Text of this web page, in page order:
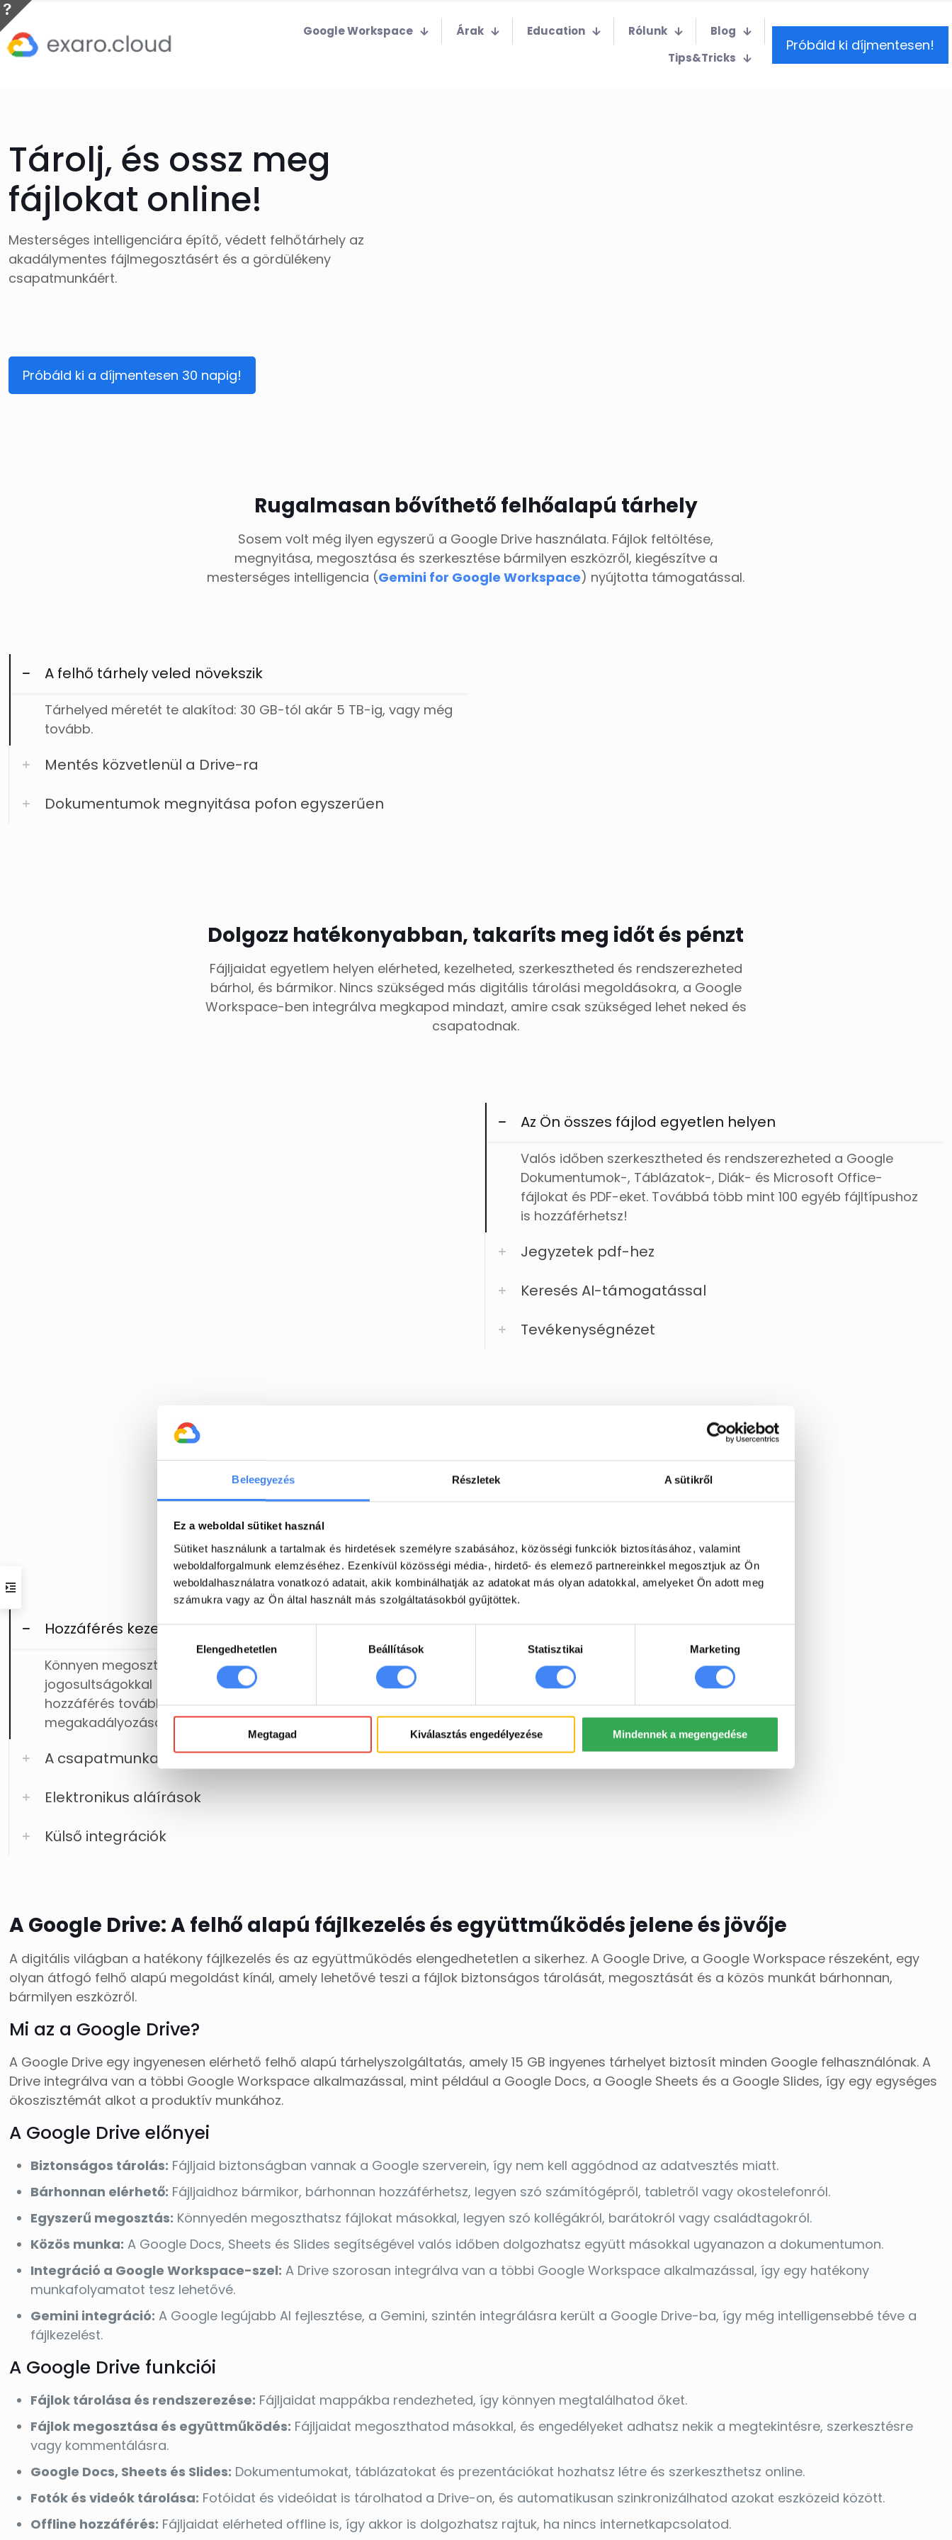
Beleegyezés Részletek A sütikről
Ez a weboldal sütiket használ
Sütiket használunk a tartalmak és hirdetések személyre szabásához, közösségi funkciók biztosításához, valamint
weboldalforgalmunk elemzéséhez. Ezenkívül közösségi média-, hirdető- és elemező partnereinkkel megosztjuk az Ön
weboldalhasználatra vonatkozó adatait, akik kombinálhatják az adatokat más olyan adatokkal, amelyeket Ön adott meg
számukra vagy az Ön által használt más szolgáltatásokból gyűjtöttek.
Hozzájárulás
kiválasztásaElengedhetetlen Beállítások Statisztikai Marketing
Megtagad Kiválasztás engedélyezése Mindennek a megengedése
Google Workspace Árak Education Rólunk
Blog
Tips&Tricks
Próbáld ki díjmentesen!
Tárolj, és ossz meg
fájlokat online!
Mesterséges intelligenciára építő, védett felhőtárhely az
akadálymentes fájlmegosztásért és a gördülékeny
csapatmunkáért.
Próbáld ki a díjmentesen 30 napig!
Rugalmasan bővíthető felhőalapú tárhely
Sosem volt még ilyen egyszerű a Google Drive használata. Fájlok feltöltése,
megnyitása, megosztása és szerkesztése bármilyen eszközről, kiegészítve a
mesterséges intelligencia (Gemini for Google Workspace) nyújtotta támogatással.
A felhő tárhely veled növekszik
Tárhelyed méretét te alakítod: 30 GB-tól akár 5 TB-ig, vagy még
tovább.
Mentés közvetlenül a Drive-ra
Dokumentumok megnyitása pofon egyszerűen
Dolgozz hatékonyabban, takaríts meg időt és pénzt
Fájljaidat egyetlem helyen elérheted, kezelheted, szerkesztheted és rendszerezheted
bárhol, és bármikor. Nincs szükséged más digitális tárolási megoldásokra, a Google
Workspace-ben integrálva megkapod mindazt, amire csak szükséged lehet neked és
csapatodnak.
Az Ön összes fájlod egyetlen helyen
Valós időben szerkesztheted és rendszerezheted a Google
Dokumentumok-, Táblázatok-, Diák- és Microsoft Office-
fájlokat és PDF-eket. Továbbá több mint 100 egyéb fájltípushoz
is hozzáférhetsz!
Jegyzetek pdf-hez
Keresés AI-támogatással
Tevékenységnézet
Egyszerűsítsd a munkafolyamaidat
Működjetek össsze valós időben a tartalmakon. Szabadítsátok fel a csapat teljes
Hozzáférés kezelése
Könnyen megoszthatsz fájlokat testreszabható
jogosultságokkal (szerkesztés, hozzászólás, megtekintés). A
hozzáférés további ellenőrzése a nem kívánt műveletek
megakadályozásával és lejárati dátumok beállításával.
A csapatmunka támogatása megosztott meghajtókkal
Elektronikus aláírások
Külső integrációk
A Google Drive: A felhő alapú fájlkezelés és együttműködés jelene és jövője
A digitális világban a hatékony fájlkezelés és az együttműködés elengedhetetlen a sikerhez. A Google Drive, a Google Workspace részeként, egy
olyan átfogó felhő alapú megoldást kínál, amely lehetővé teszi a fájlok biztonságos tárolását, megosztását és a közös munkát bárhonnan,
bármilyen eszközről.
Mi az a Google Drive?
A Google Drive egy ingyenesen elérhető felhő alapú tárhelyszolgáltatás, amely 15 GB ingyenes tárhelyet biztosít minden Google felhasználónak. A
Drive integrálva van a többi Google Workspace alkalmazással, mint például a Google Docs, a Google Sheets és a Google Slides, így egy egységes
ökoszisztémát alkot a produktív munkához.
A Google Drive előnyei
Biztonságos tárolás: Fájljaid biztonságban vannak a Google szerverein, így nem kell aggódnod az adatvesztés miatt.
Bárhonnan elérhető: Fájljaidhoz bármikor, bárhonnan hozzáférhetsz, legyen szó számítógépről, tabletről vagy okostelefonról.
Egyszerű megosztás: Könnyedén megoszthatsz fájlokat másokkal, legyen szó kollégákról, barátokról vagy családtagokról.
Közös munka: A Google Docs, Sheets és Slides segítségével valós időben dolgozhatsz együtt másokkal ugyanazon a dokumentumon.
Integráció a Google Workspace-szel: A Drive szorosan integrálva van a többi Google Workspace alkalmazással, így egy hatékony
munkafolyamatot tesz lehetővé.
Gemini integráció: A Google legújabb AI fejlesztése, a Gemini, szintén integrálásra került a Google Drive-ba, így még intelligensebbé téve a
fájlkezelést.
A Google Drive funkciói
Fájlok tárolása és rendszerezése: Fájljaidat mappákba rendezheted, így könnyen megtalálhatod őket.
Fájlok megosztása és együttműködés: Fájljaidat megoszthatod másokkal, és engedélyeket adhatsz nekik a megtekintésre, szerkesztésre
vagy kommentálásra.
Google Docs, Sheets és Slides: Dokumentumokat, táblázatokat és prezentációkat hozhatsz létre és szerkeszthetsz online.
Fotók és videók tárolása: Fotóidat és videóidat is tárolhatod a Drive-on, és automatikusan szinkronizálhatod azokat eszközeid között.
Offline hozzáférés: Fájljaidat elérheted offline is, így akkor is dolgozhatsz rajtuk, ha nincs internetkapcsolatod.